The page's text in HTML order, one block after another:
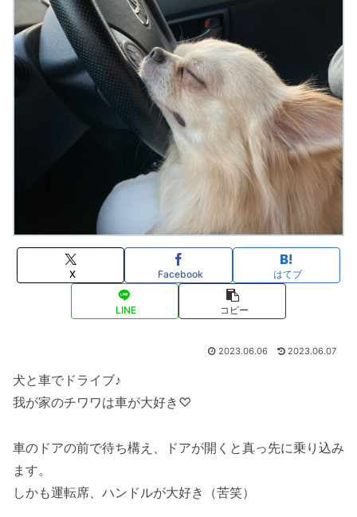
X Facebook はてブ
LINE コピー
2023.06.06 2023.06.07
犬と車でドライブ♪
我が家のチワワは車が大好き♡
車のドアの前で待ち構え、ドアが開くと真っ先に乗り込み
ます。
しかも運転席、ハンドルが大好き（苦笑）